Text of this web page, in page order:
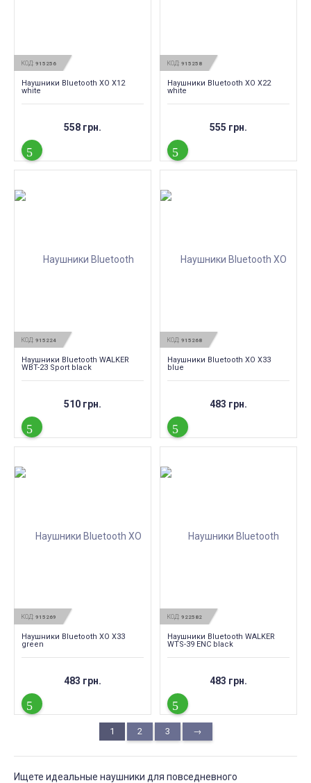
КОД: 915256
Наушники Bluetooth XO X12
white
558 грн.
КОД: 915258
Наушники Bluetooth XO X22
white
555 грн.
КОД: 915224
Наушники Bluetooth WALKER
WBT-23 Sport black
510 грн.
КОД: 915268
Наушники Bluetooth XO X33
blue
483 грн.
КОД: 915269
Наушники Bluetooth XO X33
green
483 грн.
КОД: 922582
Наушники Bluetooth WALKER
WTS-39 ENC black
483 грн.
1 2 3 →
Ищете идеальные наушники для повседневного